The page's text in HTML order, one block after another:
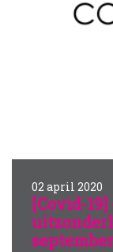
02 april 2020
[Covid-